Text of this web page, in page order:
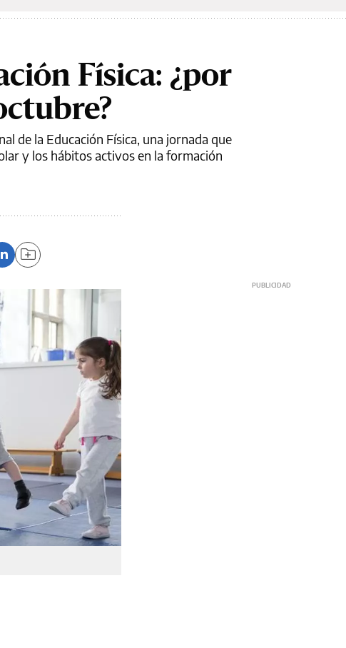
Física: ¿por
de la Educación Física, una jornada que
y los hábitos activos en la formación